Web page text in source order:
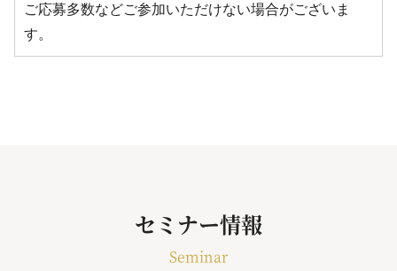
ご応募多数などご参加いただけない場合がございま
す。
セミナー情報
Seminar